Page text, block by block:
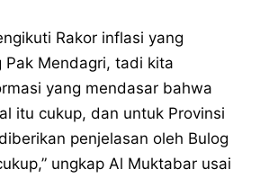
Rakor inflasi yang
Pak Mendagri, tadi kita
yang mendasar bahwa
itu cukup, dan untuk Provinsi
penjelasan oleh Bulog
ungkap Al Muktabar usai